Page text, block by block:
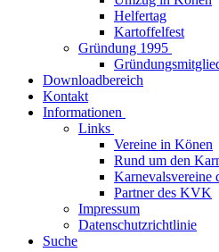
Helfertag
Kartoffelfest
Gründung 1995
Downloadbereich
Kontakt
Informationen
Links
Vereine in Könen
Rund um den
Karnevalsvereine
Partner des KVK
Impressum
Datenschutzrichtlinie
Suche